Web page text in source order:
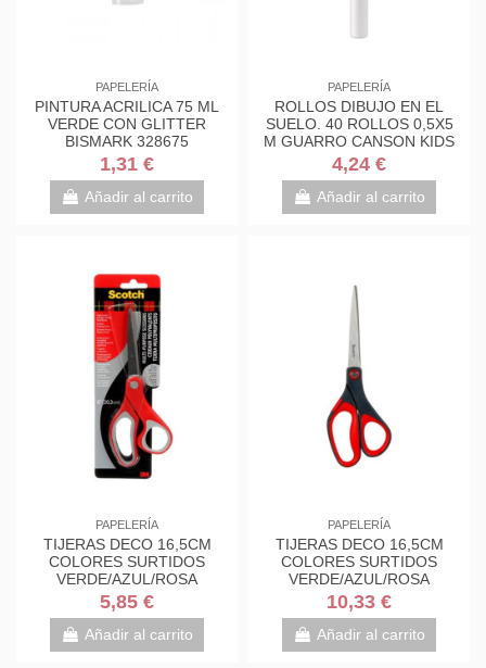
PAPELERÍA
PINTURA ACRILICA 75 ML
VERDE CON GLITTER
BISMARK 328675
1,31 €
Añadir al carrito
PAPELERÍA
ROLLOS DIBUJO EN EL
SUELO. 40 ROLLOS 0,5X5
M GUARRO CANSON KIDS
C200003210
4,24 €
Añadir al carrito
PAPELERÍA
TIJERAS DECO 16,5CM
COLORES SURTIDOS
VERDE/AZUL/ROSA
1561DS-M SCOTH
7000034004
5,85 €
Añadir al carrito
PAPELERÍA
TIJERAS DECO 16,5CM
COLORES SURTIDOS
VERDE/AZUL/ROSA
1561DS-M SCOTH
7000034004
10,33 €
Añadir al carrito